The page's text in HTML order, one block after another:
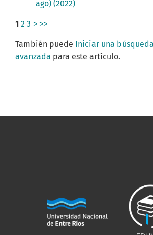
ago) (2022)
1 2 3 > >>
También puede Iniciar una
avanzada para este artículo.